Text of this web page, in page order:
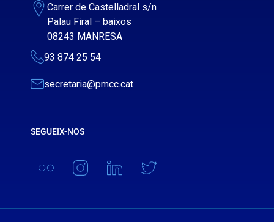
Carrer de Castelladral s/n
Palau Firal – baixos
08243 MANRESA
93 874 25 54
secretaria@pmcc.cat
SEGUEIX-NOS